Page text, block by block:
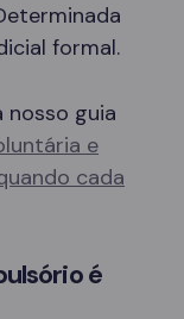
formal.
nosso guia
e
cada
é